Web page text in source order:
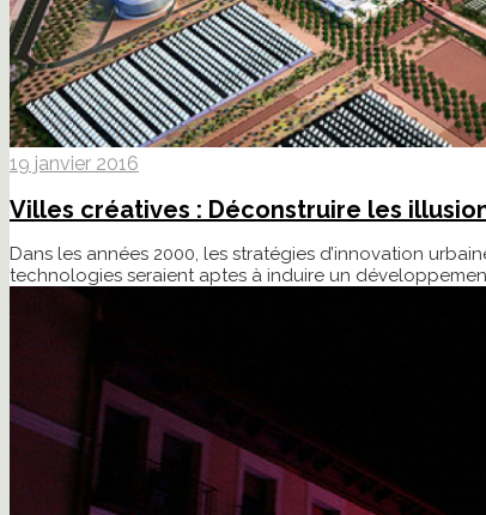
19 janvier 2016
Villes créatives : Déconstruire les
Dans les années 2000, les stratégies d’innovation
technologies seraient aptes à induire un